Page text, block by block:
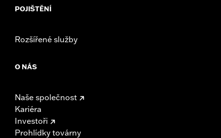
POJIŠTĚNÍ
Rozšířené služby
O NÁS
Naše společnost
Kariéra
Investoři
Prohlídky továrny